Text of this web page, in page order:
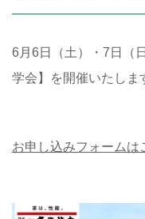
6月6日（土）・7日（
学会】を開催いたしま
お申し込みフォームは